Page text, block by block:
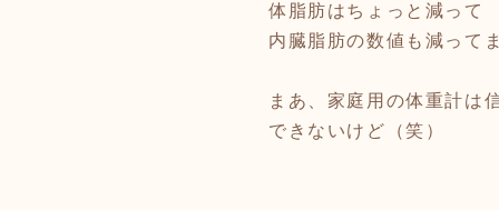
体脂肪はちょっと減って
内臓脂肪の数値も減って
まあ、家庭用の体重計は
できないけど（笑）